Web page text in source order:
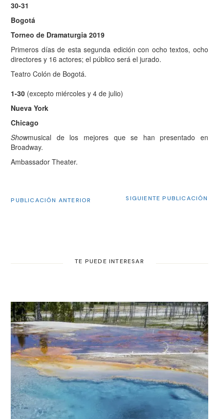
30-31
Bogotá
Torneo de Dramaturgia 2019
Primeros días de esta segunda edición con ocho textos, ocho
directores y 16 actores; el público será el jurado.
Teatro Colón de Bogotá.
1-30 (excepto miércoles y 4 de julio)
Nueva York
Chicago
Showmusical de los mejores que se han presentado en
Broadway.
Ambassador Theater.
PUBLICACIÓN ANTERIOR SIGUIENTE PUBLICACIÓN
TE PUEDE INTERESAR